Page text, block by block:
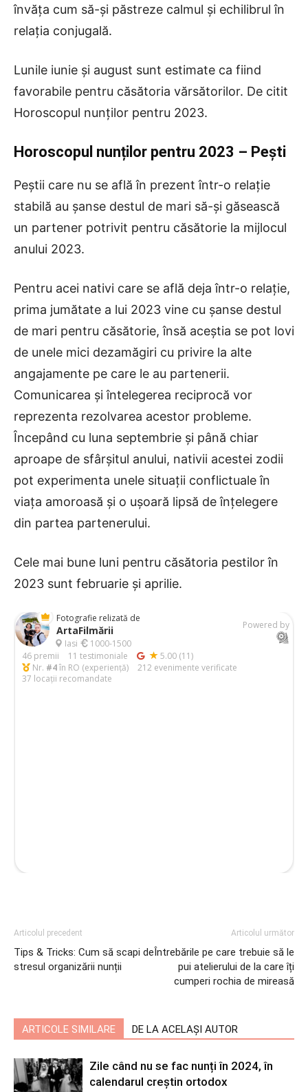
învăța cum să-și păstreze calmul și echilibrul în
relația conjugală.
Lunile iunie și august sunt estimate ca fiind
favorabile pentru căsătoria vărsătorilor. De citit
Horoscopul nunților pentru 2023.
Horoscopul nunților pentru 2023 – Pești
Peștii care nu se află în prezent într-o relație
stabilă au șanse destul de mari să-și găsească
un partener potrivit pentru căsătorie la mijlocul
anului 2023.
Pentru acei nativi care se află deja într-o relație,
prima jumătate a lui 2023 vine cu șanse destul
de mari pentru căsătorie, însă aceștia se pot lovi
de unele mici dezamăgiri cu privire la alte
angajamente pe care le au partenerii.
Comunicarea și întelegerea reciprocă vor
reprezenta rezolvarea acestor probleme.
Începând cu luna septembrie și până chiar
aproape de sfârșitul anului, nativii acestei zodii
pot experimenta unele situații conflictuale în
viața amoroasă și o ușoară lipsă de înțelegere
din partea partenerului.
Cele mai bune luni pentru căsătoria pestilor în
2023 sunt februarie și aprilie.
Articolul precedent
Tips & Tricks: Cum să scapi de
stresul organizării nunții
Articolul următor
Întrebările pe care trebuie să le
pui atelierului de la care îți
cumperi rochia de mireasă
ARTICOLE SIMILARE DE LA ACELAȘI AUTOR
Zile când nu se fac nunți în 2024, în
calendarul creștin ortodox